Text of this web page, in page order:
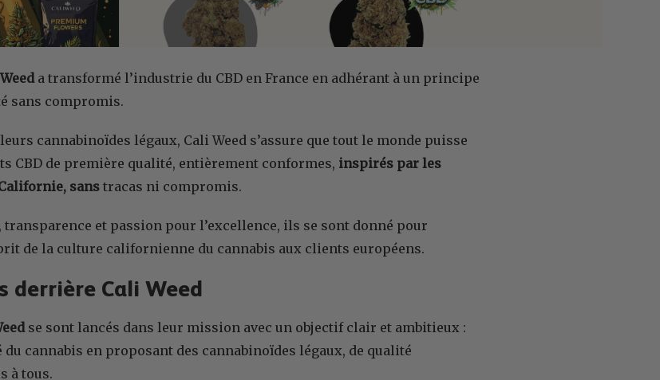
a transformé l’industrie du CBD en France en adhérant à un principe
sans compromis.
cannabinoïdes légaux, Cali Weed s’assure que tout le monde puisse
CBD de première qualité, entièrement conformes, inspirés par les
sans tracas ni compromis.
et passion pour l’excellence, ils se sont donné pour
de la culture californienne du cannabis aux clients européens.
derrière Cali Weed
se sont lancés dans leur mission avec un objectif clair et ambitieux :
cannabis en proposant des cannabinoïdes légaux, de qualité
à tous.